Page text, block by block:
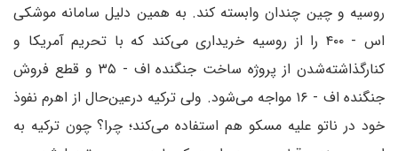
روسیه و چین چندان وابسته کند. به همین دلیل سامانه موشکی
اس - ۴۰۰ را از روسیه خریداری می‌کند که با تحریم آمریکا و
کنار‌گذاشته‌شدن از پروژه ساخت جنگنده اف - ۳۵ و قطع فروش
جنگنده اف - ۱۶ مواجه می‌شود. ولی ترکیه در‌عین‌حال از اهرم نفوذ
خود در ناتو علیه مسکو هم استفاده می‌کند؛ چرا؟ چون ترکیه به